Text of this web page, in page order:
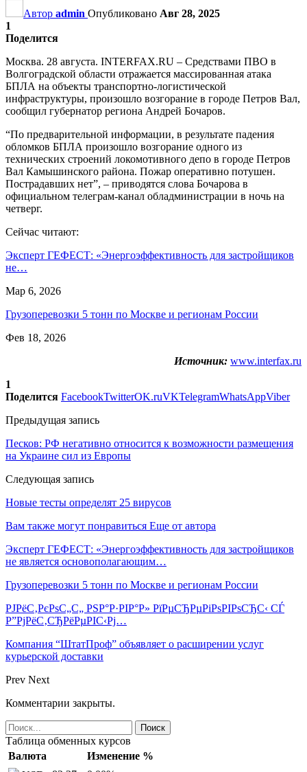
Автор admin Опубликовано Авг 28, 2025
1
Поделится
Москва. 28 августа. INTERFAX.RU – Средствами ПВО в
Волгоградской области отражается массированная атака
БПЛА на объекты транспортно-логистической
инфраструктуры, произошло возгорание в городе Петров Вал,
сообщил губернатор региона Андрей Бочаров.
“По предварительной информации, в результате падения
обломков БПЛА произошло возгорание одного из
технических строений локомотивного депо в городе Петров
Вал Камышинского района. Пожар оперативно потушен.
Пострадавших нет”, – приводятся слова Бочарова в
официальном телеграм-канал обладминистрации в ночь на
четверг.
Сейчас читают:
Эксперт ГЕФЕСТ: «Энергоэффективность для застройщиков
не…
Мар 6, 2026
Грузоперевозки 5 тонн по Москве и регионам России
Фев 18, 2026
Источник: www.interfax.ru
1
Поделится FacebookTwitterOK.ruVKTelegramWhatsAppViber
Предыдущая запись
Песков: РФ негативно относится к возможности размещения
на Украине сил из Европы
Следующая запись
Новые тесты определят 25 вирусов
Вам также могут понравиться Еще от автора
Эксперт ГЕФЕСТ: «Энергоэффективность для застройщиков
не является основополагающим…
Грузоперевозки 5 тонн по Москве и регионам России
РЈРёС‚РєРѕС„С„ РЅР°Р·РІР°Р» РїРµСЂРµРіРѕРІРѕСЂС‹ СЃ
Р”РјРёС‚СЂРёРµРІС‹Рј…
Компания “ШтатПроф” объявляет о расширении услуг
курьерской доставки
Prev Next
Комментарии закрыты.
Таблица обменных курсов
Валюта
Изменение %